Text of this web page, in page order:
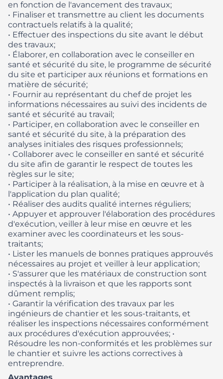
en fonction de l'avancement des travaux;
• Finaliser et transmettre au client les documents
contractuels relatifs à la qualité;
• ​Effectuer des inspections du site avant le début
des travaux;
• Élaborer, en collaboration avec le conseiller en
santé et sécurité du site, le programme de sécurité
du site et participer aux réunions et formations en
matière de sécurité;
• Fournir au représentant du chef de projet les
informations nécessaires au suivi des incidents de
santé et sécurité au travail;
• Participer, en collaboration avec le conseiller en
santé et sécurité du site, à la préparation des
analyses initiales des risques professionnels;
• Collaborer avec le conseiller en santé et sécurité
du site afin de garantir le respect de toutes les
règles sur le site;
• ​Participer à la réalisation, à la mise en œuvre et à
l'application du plan qualité;
• Réaliser des audits qualité internes réguliers;
• Appuyer et approuver l'élaboration des procédures
d'exécution, veiller à leur mise en œuvre et les
examiner avec les coordinateurs et les sous-
traitants;
• Lister les manuels de bonnes pratiques approuvés
nécessaires au projet et veiller à leur application;
• S'assurer que les matériaux de construction sont
inspectés à la livraison et que les rapports sont
dûment remplis;
• Garantir la vérification des travaux par les
ingénieurs de chantier et les sous-traitants, et
réaliser les inspections nécessaires conformément
aux procédures d'exécution approuvées; •
Résoudre les non-conformités et les problèmes sur
le chantier et suivre les actions correctives à
entreprendre.